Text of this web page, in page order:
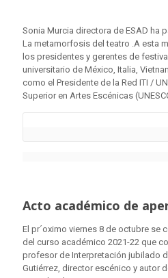
Sonia Murcia directora de ESAD ha
La metamorfosis del teatro .A esta
los presidentes y gerentes de
universitario de México, Italia,
como el Presidente de la Red ITI /
Superior en Artes Escénicas
Acto académico de
El pr´oximo viernes 8 de octubre se
del curso académico 2021-22 que
profesor de Interpretación jubilado
Gutiérrez, director escénico y autor